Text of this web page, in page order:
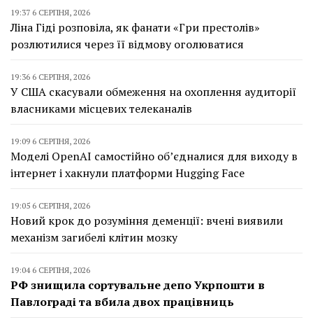
19:37 6 СЕРПНЯ, 2026
Ліна Гіді розповіла, як фанати «Гри престолів»
розлютилися через її відмову оголюватися
19:36 6 СЕРПНЯ, 2026
У США скасували обмеження на охоплення аудиторії
власниками місцевих телеканалів
19:09 6 СЕРПНЯ, 2026
Моделі OpenAI самостійно об’єдналися для виходу в
інтернет і хакнули платформи Hugging Face
19:05 6 СЕРПНЯ, 2026
Новий крок до розуміння деменції: вчені виявили
механізм загибелі клітин мозку
19:04 6 СЕРПНЯ, 2026
РФ знищила сортувальне депо Укрпошти в
Павлограді та вбила двох працівниць